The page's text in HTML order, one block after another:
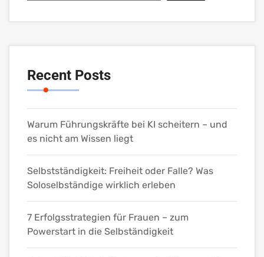
Recent Posts
Warum Führungskräfte bei KI scheitern – und
es nicht am Wissen liegt
Selbstständigkeit: Freiheit oder Falle? Was
Soloselbständige wirklich erleben
7 Erfolgsstrategien für Frauen – zum
Powerstart in die Selbständigkeit